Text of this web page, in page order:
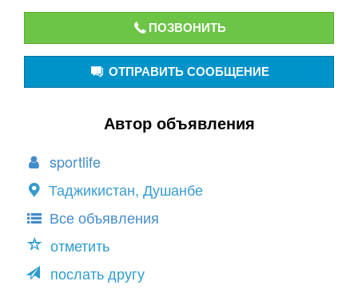
ПОЗВОНИТЬ
ОТПРАВИТЬ СООБЩЕНИЕ
Автор объявления
sportlife
Таджикистан, Душанбе
Все объявления
отметить
послать другу